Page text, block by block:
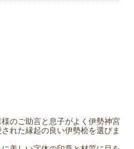
のご助言と息子がよく伊勢神宮
れた縁起の良い伊勢桧を選びま